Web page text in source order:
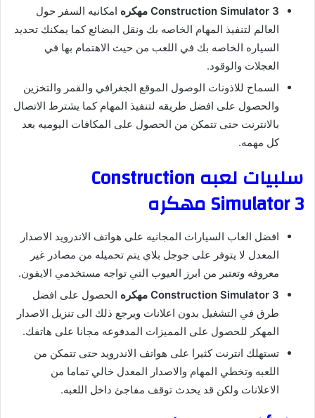
Construction Simulator 3 مهكره
امكانيه السفر حول
العالم لتنفيذ المهام الخاصه بك ونقل البضائع كما يمكنك تحديد
السياره الخاصه بك في اللعب من حيث الاهتمام بها في
العجلات والوقود.
السماح للاذونات الوصول الموقع الجغرافي والقمر والتخزين
والحصول على افضل طريقه لتنفيذ المهام كما يشترط الاتصال
بالانترنت حتى تتمكن من الحصول على المكافات اليوميه بعد
كل مهمه.
سلبيات لعبه Construction
Simulator 3 مهكره
افضل العاب السيارات المجانيه على هواتف الاندرويد الاصدار
المعدل لا يتوفر على جوجل بلاي يتم تحميله من مصادر غير
معروفه وتعتبر من ابرز العيوب التي تواجه مستخدمي الايفون.
Construction Simulator 3 مهكره
الحصول على افضل
طرق في التشغيل بدون اعلانات ويرجع ذلك الى تنزيل الاصدار
المهكر للحصول على المميزات المدفوعه مجانا على هاتفك.
تستهلك انترنت كثيرا على هواتف الاندرويد حتى تتمكن من
اللعبه وتخطي المهام والاصدار المعدل خالي تماما من
الاعلانات ولكن قد يحدث توقف مفاجئ داخل اللعبه.